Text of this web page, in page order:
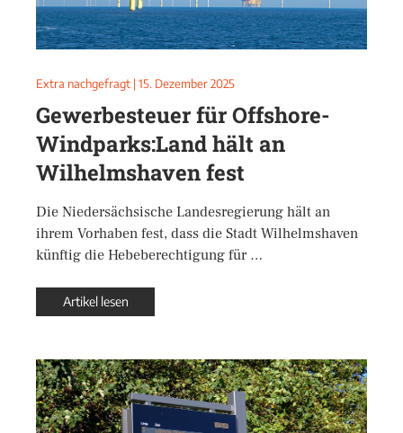
Extra nachgefragt | 15. Dezember 2025
Gewerbesteuer für Offshore-
Windparks:Land hält an
Wilhelmshaven fest
Die Niedersächsische Landesregierung hält an
ihrem Vorhaben fest, dass die Stadt Wilhelmshaven
künftig die Hebeberechtigung für …
Artikel lesen